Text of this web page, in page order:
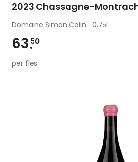
2023 Chassagne-
Domaine Simon Colin 0.75l
63 50
per fles